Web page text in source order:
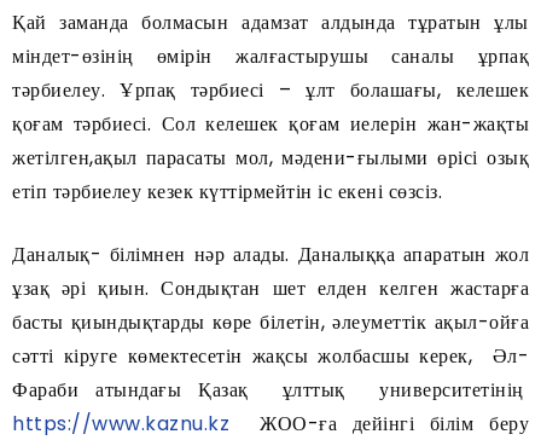
Қай заманда болмасын адамзат алдында тұратын ұлы
міндет-өзінің өмірін жалғастырушы саналы ұрпақ
тәрбиелеу. Ұрпақ тәрбиесі – ұлт болашағы, келешек
қоғам тәрбиесі. Сол келешек қоғам иелерін жан-жақты
жетілген,ақыл парасаты мол, мәдени-ғылыми өрісі озық
етіп тәрбиелеу кезек күттірмейтін іс екені сөзсіз.
Даналық- білімнен нәр алады. Даналыққа апаратын жол
ұзақ әрі қиын. Сондықтан шет елден келген жастарға
басты қиындықтарды көре білетін, әлеуметтік ақыл-ойға
сәтті кіруге көмектесетін жақсы жолбасшы керек, Әл-
Фараби атындағы Қазақ ұлттық университетінің
https://www.kaznu.kz ЖОО-ға дейінгі білім беру